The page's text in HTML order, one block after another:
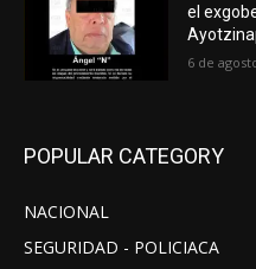
el
6 de
POPULAR CATEGORY
NACIONAL
SEGURIDAD - POLICIACA